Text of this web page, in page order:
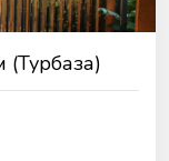
(Турбаза)